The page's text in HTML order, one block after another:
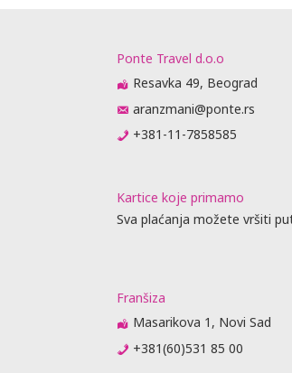
Ponte Travel d.o.o
Resavka 49, Beograd
aranzmani@ponte.rs
+381-11-7858585
Kartice koje primamo
Sva plaćanja možete vršiti
Franšiza
Masarikova 1, Novi Sad
+381(60)531 85 00